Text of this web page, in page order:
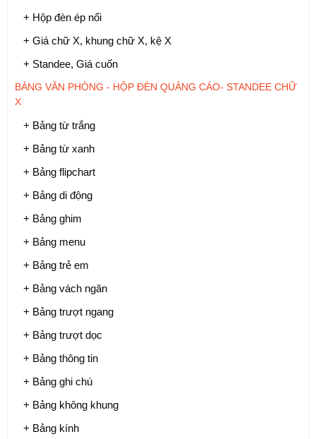
+ Hộp đèn ép nổi
+ Giá chữ X, khung chữ X, kệ X
+ Standee, Giá cuốn
BẢNG VĂN PHÒNG - HỘP ĐÈN QUẢNG CÁO- STANDEE CHỮ
X
+ Bảng từ trắng
+ Bảng từ xanh
+ Bảng flipchart
+ Bảng di động
+ Bảng ghim
+ Bảng menu
+ Bảng trẻ em
+ Bảng vách ngăn
+ Bảng trượt ngang
+ Bảng trượt dọc
+ Bảng thông tin
+ Bảng ghi chú
+ Bảng không khung
+ Bảng kính